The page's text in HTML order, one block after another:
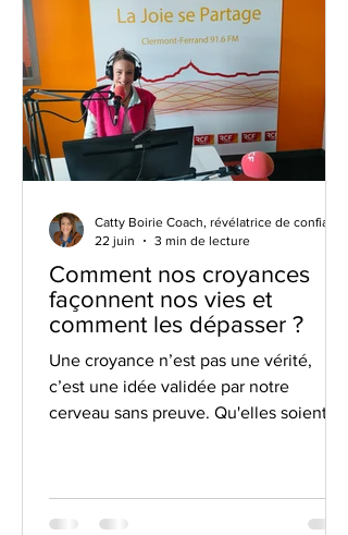
Comment nos croyances
façonnent nos vies et
comment les dépasser ?
Une croyance n’est pas une vérité,
c’est une idée validée par notre
cerveau sans preuve. Qu'elles soient
à Clermont-Ferrand, je m'appuie sur la
22 juin
3 min de lecture